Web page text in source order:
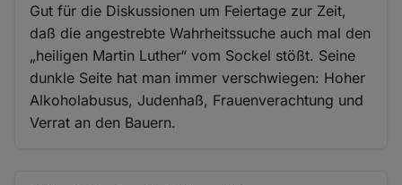
Gut für die Diskussionen um Feiertage zur Zeit,
daß die angestrebte Wahrheitssuche auch mal den
„heiligen Martin Luther“ vom Sockel stößt. Seine
dunkle Seite hat man immer verschwiegen: Hoher
Alkoholabusus, Judenhaß, Frauenverachtung und
Verrat an den Bauern.